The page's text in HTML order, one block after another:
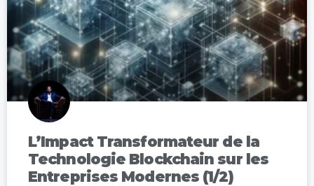
L’Impact Transformateur de la
Technologie Blockchain sur les
Entreprises Modernes (1/2)